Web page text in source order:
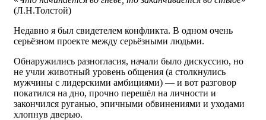
(Л.Н.Толстой)
Недавно я был свидетелем конфликта. В одном очень
серьёзном проекте между серьёзными людьми.
Обнаружились разногласия, начали было дискуссию, но
не учли животный уровень общения (а столкнулись
мужчины с лидерскими амбициями) — и вот разговор
покатился на дно, прочно перешёл на личности и
закончился руганью, эпичными обвинениями и уходами
хлопнув дверью.